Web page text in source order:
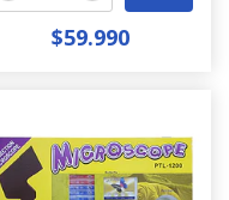
$59.990